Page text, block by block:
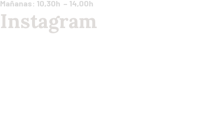
Mañanas: 10,30h – 14,00h
Instagram